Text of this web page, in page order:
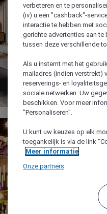
verbeteren en te
(iv) u een "cashback"-
interactie te hebben met
gerichte advertenties aan
tussen deze verschillende
Als u instemt met het
mailadres (indien verstrekt)
reserverings- en
sociale netwerken. Uw
beschikken. Voor meer
"Personaliseren".
U kunt uw keuzes op elk
toegankelijk is via de link
Meer informatie
Onze partners